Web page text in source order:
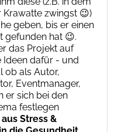
Krawatte zwingst 😉)
geben, bis er einen
gefunden hat 😉.
das Projekt auf
Ideen dafür - und
ob als Autor,
Eventmanager,
er sich bei den
festlegen
aus Stress &